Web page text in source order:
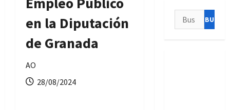
en la Diputación
de Granada
AO
28/08/2024
Buscar: